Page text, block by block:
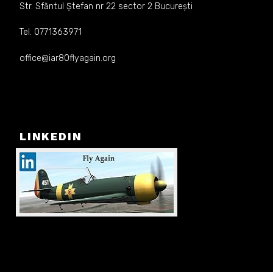
Str. Sfăntul Ștefan nr 22 sector 2 București
Tel. 0771363971
office@iar80flyagain.org
LINKEDIN